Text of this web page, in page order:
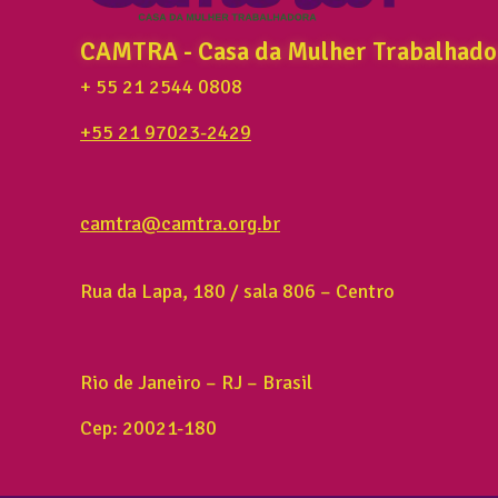
CAMTRA - Casa da Mulher
+ 55 21 2544 0808
+55 21 97023-2429
camtra@camtra.org.br
Rua da Lapa, 180 / sala 806 – Centro
Rio de Janeiro – RJ – Brasil
Cep: 20021-180